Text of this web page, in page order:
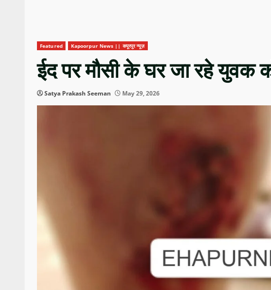
Featured Kapoorpur News || कपूरपुर न्यूज़
ईद पर मौसी के घर जा रहे युवक
Satya Prakash Seeman May 29, 2026